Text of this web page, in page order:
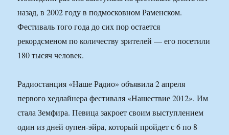
назад, в 2002 году в подмосковном Раменском.
Фестиваль того года до сих пор остается
рекордсменом по количеству зрителей — его посетили
180 тысяч человек.
Радиостанция «Наше Радио» объявила 2 апреля
первого хедлайнера фестиваля «Нашествие 2012». Им
стала Земфира. Певица закроет своим выступлением
один из дней оупен-эйра, который пройдет с 6 по 8